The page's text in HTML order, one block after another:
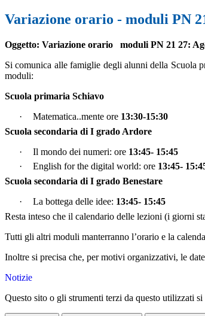
Variazione orario - moduli PN
Oggetto: Variazione orario
moduli PN 21 27:
Si comunica alle famiglie degli alunni della Scuola
moduli:
Scuola primaria Schiavo
·
Matematica..mente ore 13:30-15:30
Scuola secondaria di I grado Ardore
·
Il mondo dei numeri: ore 13:45- 15:45
·
English for the digital world: ore 13:45-
Scuola secondaria di I grado Benestare
·
La bottega delle idee: 13:45- 15:45
Resta inteso che il calendario delle lezioni (i giorni
Tutti gli altri moduli manterranno l’orario e la
Inoltre si precisa che, per motivi organizzativi, le
Notizie
Questo sito o gli strumenti terzi da questo utilizzati